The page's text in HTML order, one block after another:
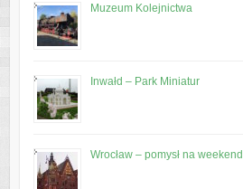
Muzeum Kolejnictwa
Inwałd – Park Miniatur
Wrocław – pomysł na weekend